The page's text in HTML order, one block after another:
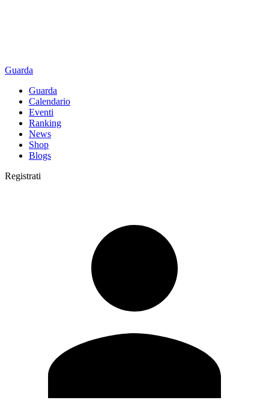
Guarda
Guarda
Calendario
Eventi
Ranking
News
Shop
Blogs
Registrati